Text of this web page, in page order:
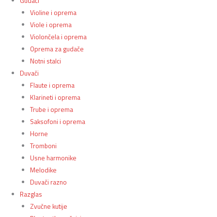
Violine i oprema
Viole i oprema
Violončela i oprema
Oprema za gudače
Notni stalci
Duvači
Flaute i oprema
Klarineti i oprema
Trube i oprema
Saksofoni i oprema
Horne
Tromboni
Usne harmonike
Melodike
Duvači razno
Razglas
Zvučne kutije